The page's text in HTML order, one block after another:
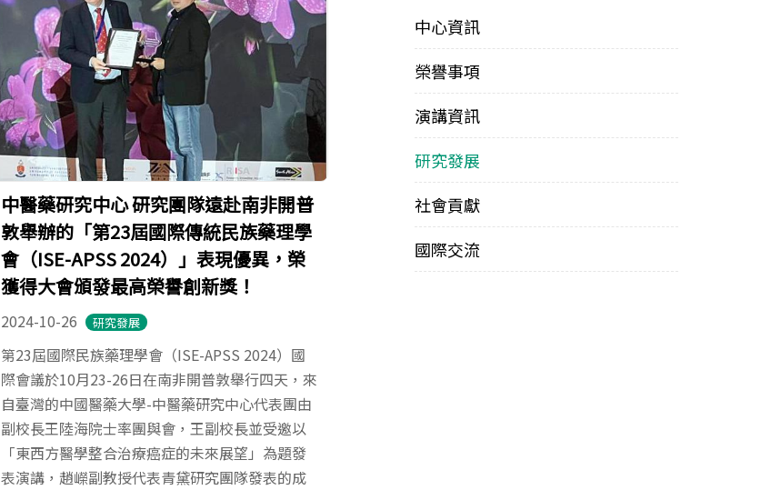
中醫藥研究中心 研究團隊遠赴南非開普
敦舉辦的「第23屆國際傳統民族藥理學
會（ISE-APSS 2024）」表現優異，榮
獲得大會頒發最高榮譽創新獎！
2024-10-26 研究發展
第23屆國際民族藥理學會（ISE-APSS 2024）國
際會議於10月23-26日在南非開普敦舉行四天，來
自臺灣的中國醫藥大學-中醫藥研究中心代表團由
副校長王陸海院士率團與會，王副校長並受邀以
「東西方醫學整合治療癌症的未來展望」為題發
表演講，趙嶸副教授代表青黛研究團隊發表的成
中心資訊
榮譽事項
演講資訊
研究發展
社會貢獻
國際交流